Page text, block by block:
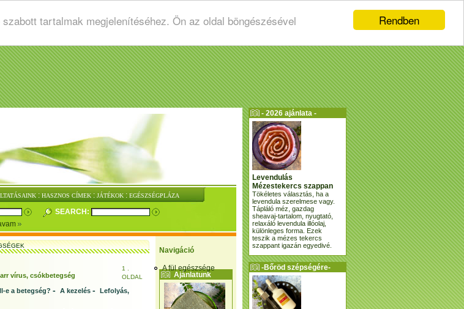
Rendben
tartalmak megjelenítéséhez. Ön az oldal böngészésével
: HASZNOS CÍMEK : JÁTÉKOK : EGÉSZSÉGPLÁZA
SEARCH:
Navigáció
A fül egészsége
Ajánlatunk
vírus, csókbetegség
1 .
OLDAL
e a betegség? - A kezelés - Lefolyás,
- 2026 ajánlata -
Levendulás
Mézestekercs szappan
Tökéletes választás, ha a
levendula szerelmese vagy.
Tápláló méz, gazdag
sheavaj-tartalom, nyugtató,
relaxáló levendula illóolaj,
különleges forma. Ezek
teszik a mézes tekercs
szappant igazán egyedivé.
-Bőröd szépségére-